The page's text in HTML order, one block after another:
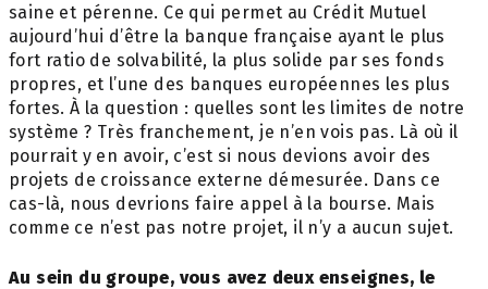
saine et pérenne. Ce qui permet au Crédit Mutuel
aujourd’hui d’être la banque française ayant le plus
fort ratio de solvabilité, la plus solide par ses fonds
propres, et l’une des banques européennes les plus
fortes. À la question : quelles sont les limites de notre
système ? Très franchement, je n’en vois pas. Là où il
pourrait y en avoir, c’est si nous devions avoir des
projets de croissance externe démesurée. Dans ce
cas-là, nous devrions faire appel à la bourse. Mais
comme ce n’est pas notre projet, il n’y a aucun sujet.
Au sein du groupe, vous avez deux enseignes, le